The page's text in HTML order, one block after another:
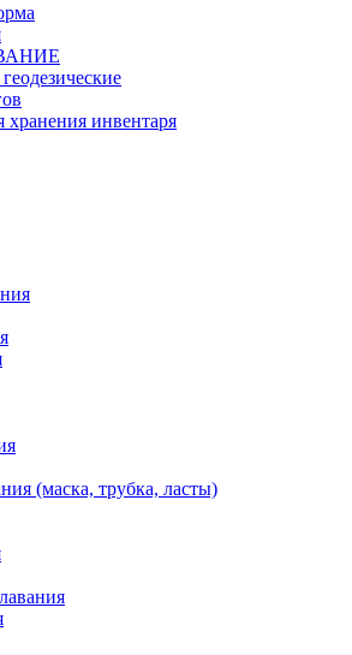
хранения инвентаря
(маска, трубка, ласты)